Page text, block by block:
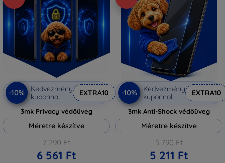
-10%
Kedvezmény
kuponnal
EXTRA10
3mk Privacy védőüveg
Méretre készítve
7 290 Ft
6 561 Ft
-10%
Kedvezmény
kuponnal
EXTRA10
3mk Anti-Shock védőüveg
Méretre készítve
5 790 Ft
5 211 Ft